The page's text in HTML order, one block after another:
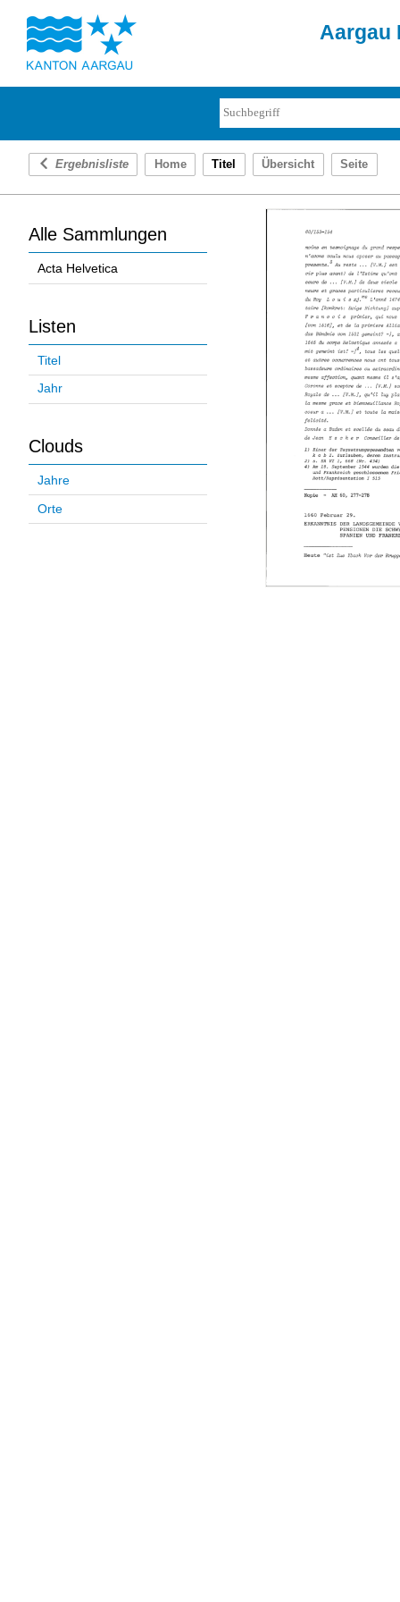
Aargau
Ergebnisliste Home Titel Übersicht Seite
Alle Sammlungen
Acta Helvetica
Listen
Titel
Jahr
Clouds
Jahre
Orte